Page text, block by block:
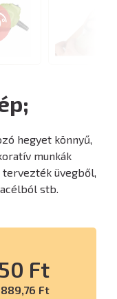
hegyet ​​könnyű,
munkák
üvegből,
stb.
Ft
Ft